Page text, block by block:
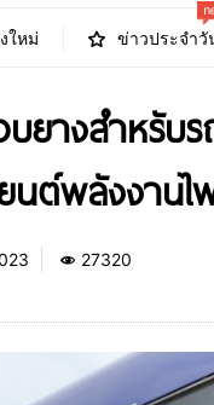
ใหม่ ข่าวประจำวั
บยางสำหรั
นต์พลังงาน
27320